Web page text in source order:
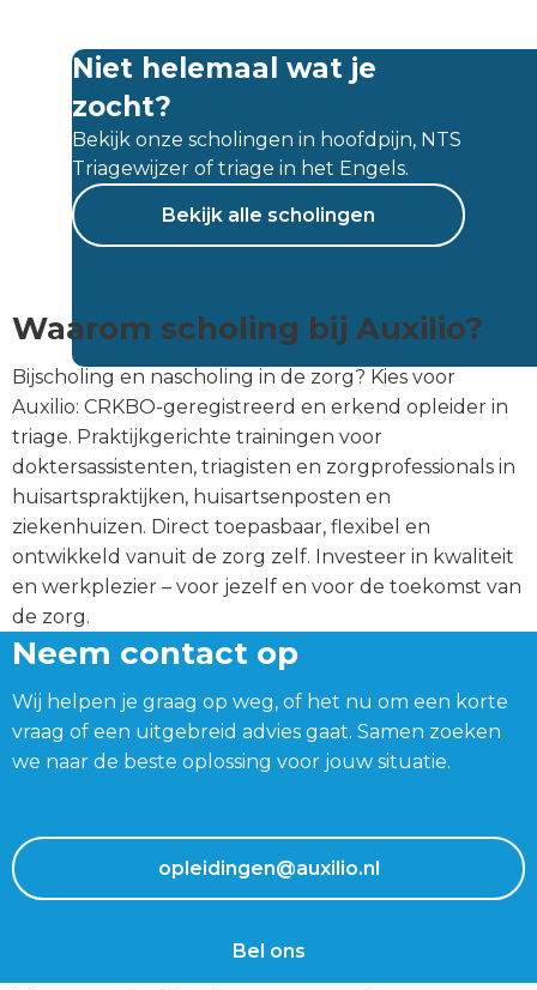
Niet helemaal wat je
zocht?
Bekijk onze scholingen in hoofdpijn, NTS
Triagewijzer of triage in het Engels.
Bekijk alle scholingen
Waarom scholing bij Auxilio?
Bijscholing en nascholing in de zorg? Kies voor
Auxilio: CRKBO-geregistreerd en erkend opleider in
triage. Praktijkgerichte trainingen voor
doktersassistenten, triagisten en zorgprofessionals in
huisartspraktijken, huisartsenposten en
ziekenhuizen. Direct toepasbaar, flexibel en
ontwikkeld vanuit de zorg zelf. Investeer in kwaliteit
en werkplezier – voor jezelf en voor de toekomst van
de zorg.
Neem contact op
Wij helpen je graag op weg, of het nu om een korte
vraag of een uitgebreid advies gaat. Samen zoeken
we naar de beste oplossing voor jouw situatie.
opleidingen@auxilio.nl
Bel ons